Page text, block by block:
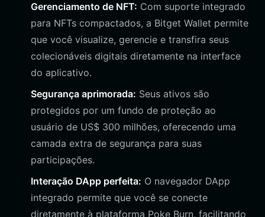
Gerenciamento de NFT: Com suporte integrado
para NFTs compactados, a Bitget Wallet permite
que você visualize, gerencie e transfira seus
colecionáveis digitais diretamente na interface
do aplicativo.
Segurança aprimorada: Seus ativos são
protegidos por um fundo de proteção ao
usuário de US$ 300 milhões, oferecendo uma
camada extra de segurança para suas
participações.
Interação DApp perfeita: O navegador DApp
integrado permite que você se conecte
diretamente à plataforma Poke Burn, facilitando